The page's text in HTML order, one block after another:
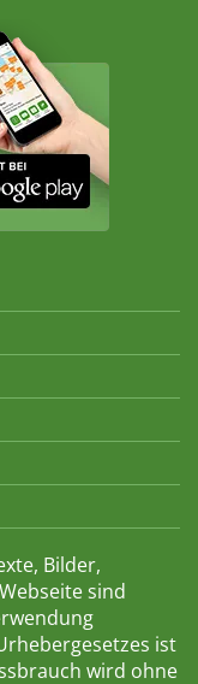
Bilder,
sind
ist
wird ohne